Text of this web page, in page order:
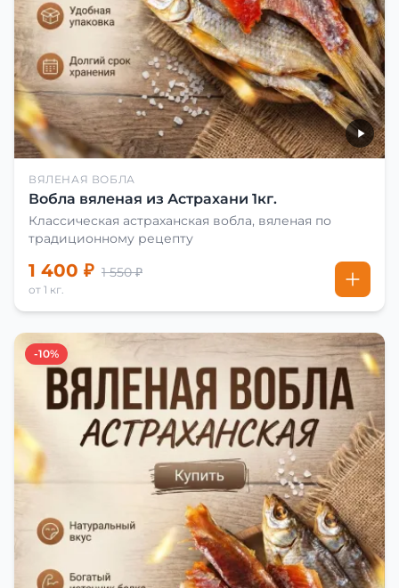
ВЯЛЕНАЯ ВОБЛА
Вобла вяленая из Астрахани 1кг.
Классическая астраханская вобла, вяленая по
традиционному рецепту
1 400 ₽ 1 550 ₽
от 1 кг.
-10%